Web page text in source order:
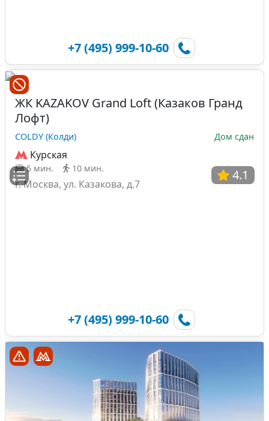
+7 (495) 999-10-60
4.1
ЖК KAZAKOV Grand Loft (Казаков Гранд
Лофт)
COLDY (Колди) Дом сдан
Курская
5 мин. 10 мин.
г. Москва, ул. Казакова, д.7
+7 (495) 999-10-60